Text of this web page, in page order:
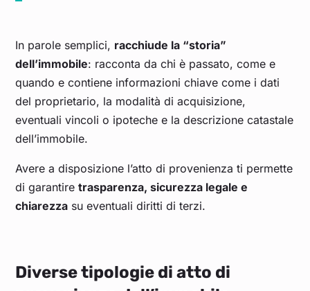
In parole semplici, racchiude la “storia”
dell’immobile: racconta da chi è passato, come e
quando e contiene informazioni chiave come i dati
del proprietario, la modalità di acquisizione,
eventuali vincoli o ipoteche e la descrizione catastale
dell’immobile.
Avere a disposizione l’atto di provenienza ti permette
di garantiretrasparenza, sicurezza legale e
chiarezza su eventuali diritti di terzi.
Diverse tipologie di atto di